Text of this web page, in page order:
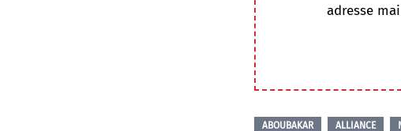
adresse
ABOUBAKAR ALLIANCE